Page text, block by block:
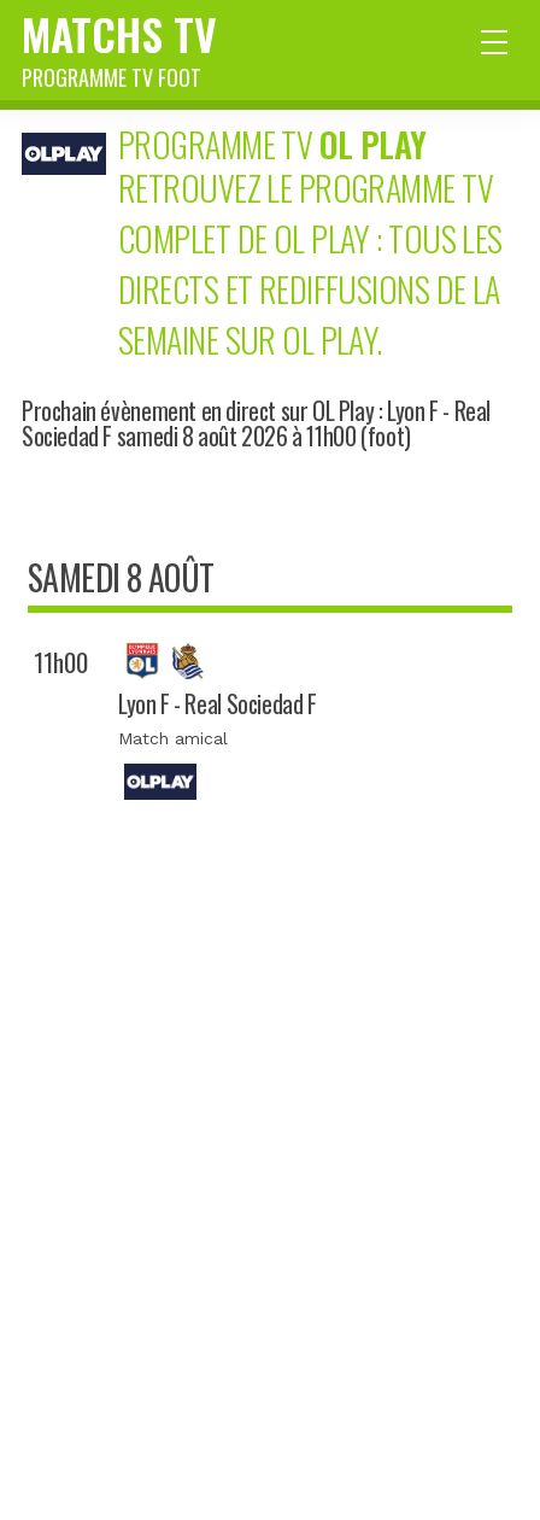
MATCHS TV
PROGRAMME TV FOOT
PROGRAMME TVOL PLAY
RETROUVEZ LE PROGRAMME TV
COMPLET DE OL PLAY : TOUS LES
DIRECTS ET REDIFFUSIONS DE LA
SEMAINE SUR OL PLAY.
Prochain évènement en direct sur OL Play : Lyon F - Real
Sociedad F samedi 8 août 2026 à 11h00 (foot)
SAMEDI 8 AOÛT
11h00
Lyon F - Real Sociedad F
Match amical